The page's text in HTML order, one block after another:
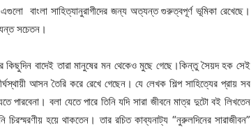
এগুলো বাংলা সাহিত্যানুরাগীদের জন্য অত্যন্ত গুরুত্বপূর্ণ ভূমিকা রেখেছে।
সচেতন।
কিছুদিন বাদেই তারা মানুষের মন থেকেও মুছে গেছে।কিন্তু সৈয়দ হক সেই
আসন তৈরি করে রেখে গেছেন। যে লেখক শিল্প সাহিত্যের প্রায় সব
পারবেনা। বলা যেতে পারে তিনি যদি সারা জীবনে মাত্র দুটো বই লিখতেন
চিরস্মরণীয় হয়ে থাকতেন। তার রচিত কাব্যনাট্য “নুরুলদিনের সারাজীবন”